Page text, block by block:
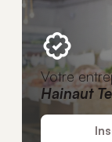
Votre
Hainaut